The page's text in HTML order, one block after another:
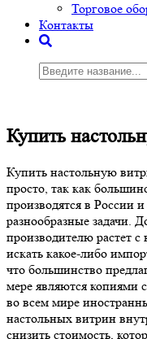
Торговое
Контакты
Купить
Купить настольную
просто, так как
производятся в России
разнообразные задачи.
производителю растет
искать какое-либо
что большинство
мере являются копиями
во всем мире
настольных витрин
снизить стоимость,